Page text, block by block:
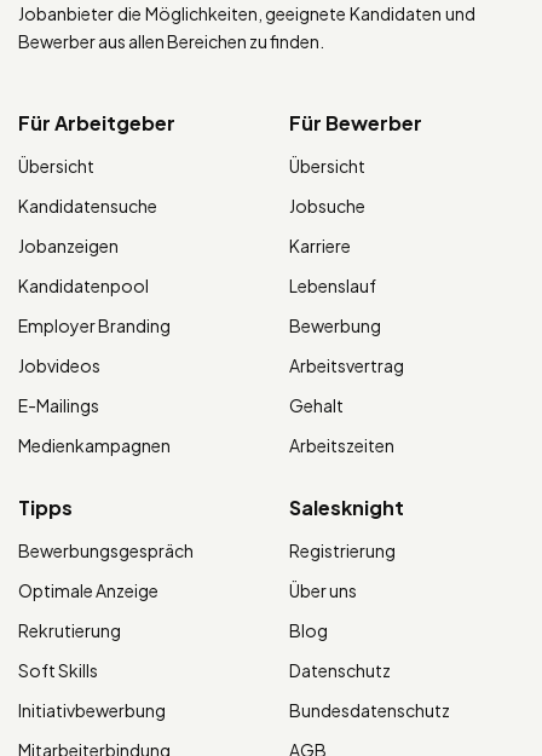
Jobanbieter die Möglichkeiten, geeignete Kandidaten und
Bewerber aus allen Bereichen zu finden.
Für Arbeitgeber
Übersicht
Kandidatensuche
Jobanzeigen
Kandidatenpool
Employer Branding
Jobvideos
E-Mailings
Medienkampagnen
Für Bewerber
Übersicht
Jobsuche
Karriere
Lebenslauf
Bewerbung
Arbeitsvertrag
Gehalt
Arbeitszeiten
Tipps
Bewerbungsgespräch
Optimale Anzeige
Rekrutierung
Soft Skills
Initiativbewerbung
Mitarbeiterbindung
Salesknight
Registrierung
Über uns
Blog
Datenschutz
Bundesdatenschutz
AGB